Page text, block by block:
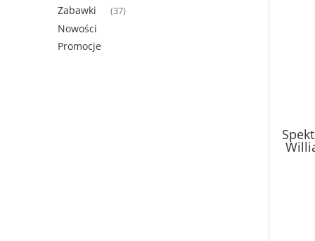
Zabawki (37)
Nowości
Promocje